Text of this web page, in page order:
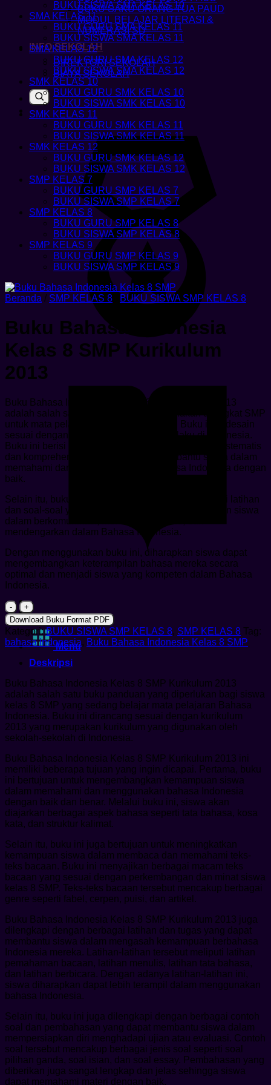
BUKU SAKU ORANG TUA PAUD
MODUL BELAJAR LITERASI &
NUMERASI SD
INFO SEKOLAH
DIREKTORI SEKOLAH
BIAYA SEKOLAH
Menu
BUKU SISWA SMA KELAS 10
SMA KELAS 11
BUKU GURU SMA KELAS 11
BUKU SISWA SMA KELAS 11
SMA KELAS 12
BUKU GURU SMA KELAS 12
BUKU SISWA SMA KELAS 12
SMK KELAS 10
BUKU GURU SMK KELAS 10
BUKU SISWA SMK KELAS 10
SMK KELAS 11
BUKU GURU SMK KELAS 11
BUKU SISWA SMK KELAS 11
SMK KELAS 12
BUKU GURU SMK KELAS 12
BUKU SISWA SMK KELAS 12
SMP KELAS 7
BUKU GURU SMP KELAS 7
BUKU SISWA SMP KELAS 7
SMP KELAS 8
BUKU GURU SMP KELAS 8
BUKU SISWA SMP KELAS 8
SMP KELAS 9
BUKU GURU SMP KELAS 9
BUKU SISWA SMP KELAS 9
Beranda / SMP KELAS 8 BUKU SISWA SMP KELAS 8
Buku Bahasa Indonesia
Kelas 8 SMP Kurikulum
2013
Buku Bahasa Indonesia Kelas 8 SMP Kurikulum 2013
adalah salah satu bahan ajar yang digunakan di tingkat SMP
untuk mata pelajaran Bahasa Indonesia. Buku ini didesain
sesuai dengan kurikulum 2013 yang berlaku di Indonesia.
Buku ini berisi materi-materi yang disusun secara sistematis
dan komprehensif, sehingga dapat membantu siswa dalam
memahami dan menguasai materi Bahasa Indonesia dengan
baik.
Selain itu, buku ini juga dilengkapi dengan berbagai latihan
dan soal-soal yang dapat meningkatkan kemampuan siswa
dalam berkomunikasi, membaca, menulis, dan
mendengarkan dalam Bahasa Indonesia.
Dengan menggunakan buku ini, diharapkan siswa dapat
mengembangkan keterampilan bahasa mereka secara
optimal dan menjadi siswa yang kompeten dalam Bahasa
Indonesia.
Kuantitas
Buku
Bahasa
Indonesia
Kelas
8
SMP
Kurikulum
2013
Download Buku Format PDF
Kategori:BUKU SISWA SMP KELAS 8, SMP KELAS 8 Tag:
bahasa indonesia, Buku Bahasa Indonesia Kelas 8 SMP
Deskripsi
Buku Bahasa Indonesia Kelas 8 SMP Kurikulum 2013
adalah salah satu buku panduan yang diperlukan bagi siswa
kelas 8 SMP yang sedang belajar mata pelajaran Bahasa
Indonesia. Buku ini dirancang sesuai dengan kurikulum
2013 yang merupakan kurikulum yang digunakan oleh
sekolah-sekolah di Indonesia.
Buku Bahasa Indonesia Kelas 8 SMP Kurikulum 2013 ini
memiliki beberapa tujuan yang ingin dicapai. Pertama, buku
ini bertujuan untuk mengembangkan kemampuan siswa
dalam memahami dan menggunakan bahasa Indonesia
dengan baik dan benar. Melalui buku ini, siswa akan
diajarkan berbagai aspek bahasa seperti tata bahasa, kosa
kata, dan struktur kalimat.
Selain itu, buku ini juga bertujuan untuk meningkatkan
kemampuan siswa dalam membaca dan memahami teks-
teks bacaan. Buku ini menyajikan berbagai macam teks
bacaan yang sesuai dengan perkembangan dan minat siswa
kelas 8 SMP. Teks-teks bacaan tersebut mencakup berbagai
genre seperti fabel, cerpen, puisi, dan artikel.
Buku Bahasa Indonesia Kelas 8 SMP Kurikulum 2013 juga
dilengkapi dengan berbagai latihan dan tugas yang dapat
membantu siswa dalam mengasah kemampuan berbahasa
Indonesia mereka. Latihan-latihan tersebut meliputi latihan
pemahaman bacaan, latihan menulis, latihan tata bahasa,
dan latihan berbicara. Dengan adanya latihan-latihan ini,
siswa diharapkan dapat lebih terampil dalam menggunakan
bahasa Indonesia.
Selain itu, buku ini juga dilengkapi dengan berbagai contoh
soal dan pembahasan yang dapat membantu siswa dalam
mempersiapkan diri menghadapi ujian atau evaluasi. Contoh
soal tersebut mencakup berbagai jenis soal seperti soal
pilihan ganda, soal isian, dan soal essay. Pembahasan yang
diberikan juga sangat lengkap dan jelas sehingga siswa
dapat memahami materi dengan baik.